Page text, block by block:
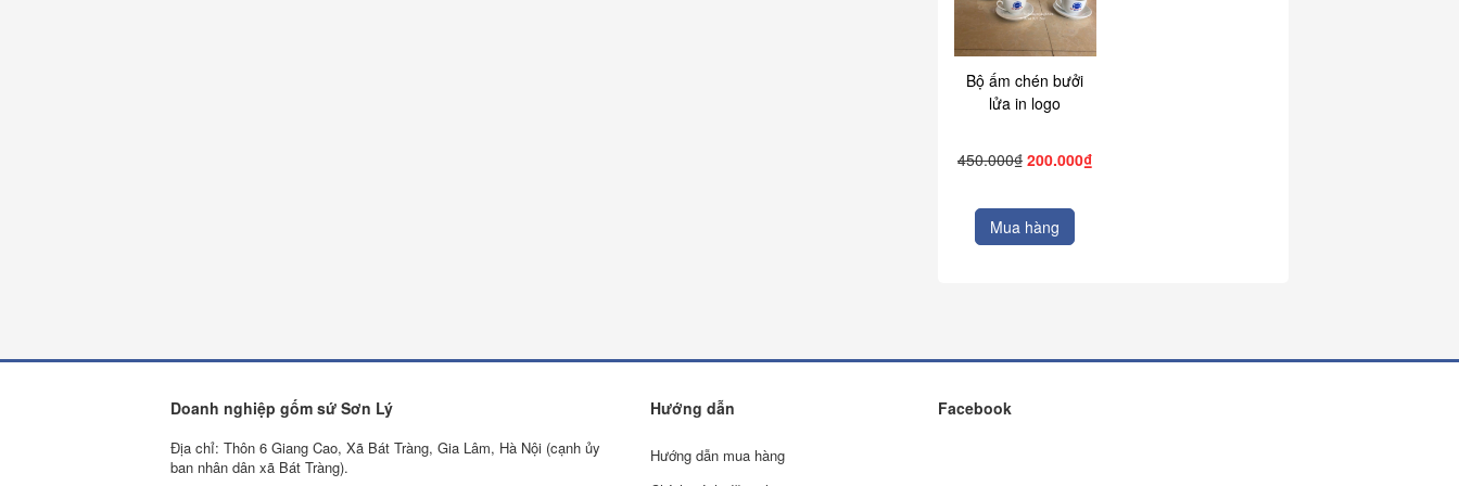
Bộ ấm chén bưởi
lửa in logo
450.000₫ 200.000₫
Mua hàng
Doanh nghiệp gốm sứ Sơn Lý
Địa chỉ: Thôn 6 Giang Cao, Xã Bát Tràng, Gia Lâm, Hà Nội (cạnh ủy
ban nhân dân xã Bát Tràng).
Hướng dẫn
Hướng dẫn mua hàng
Facebook